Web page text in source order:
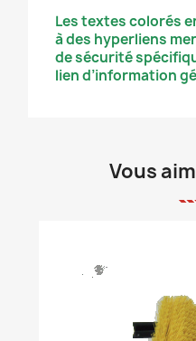
Les textes colorés
à des hyperliens
de sécurité
lien d’information
Vous